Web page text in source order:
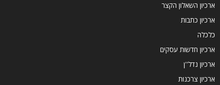
ארכיון השאלון הקצר
ארכיון כתבות
כלכלה
ארכיון חדשות עסקים
ארכיון נדל''ן
ארכיון צרכנות